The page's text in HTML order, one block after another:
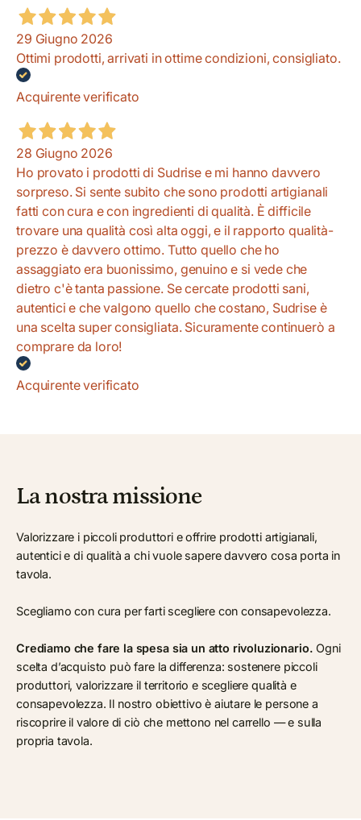
29 Giugno 2026
Ottimi prodotti, arrivati in ottime condizioni, consigliato.
Acquirente verificato
28 Giugno 2026
Ho provato i prodotti di Sudrise e mi hanno davvero
sorpreso. Si sente subito che sono prodotti artigianali
fatti con cura e con ingredienti di qualità. È difficile
trovare una qualità così alta oggi, e il rapporto qualità-
prezzo è davvero ottimo. Tutto quello che ho
assaggiato era buonissimo, genuino e si vede che
dietro c'è tanta passione. Se cercate prodotti sani,
autentici e che valgono quello che costano, Sudrise è
una scelta super consigliata. Sicuramente continuerò a
comprare da loro!
Acquirente verificato
La nostra missione
Valorizzare i piccoli produttori e offrire prodotti artigianali,
autentici e di qualità a chi vuole sapere davvero cosa porta in
tavola.
Scegliamo con cura per farti scegliere con consapevolezza.
Crediamo che fare la spesa sia un atto rivoluzionario.Ogni
scelta d’acquisto può fare la differenza: sostenere piccoli
produttori, valorizzare il territorio e scegliere qualità e
consapevolezza. Il nostro obiettivo è aiutare le persone a
riscoprire il valore di ciò che mettono nel carrello — e sulla
propria tavola.